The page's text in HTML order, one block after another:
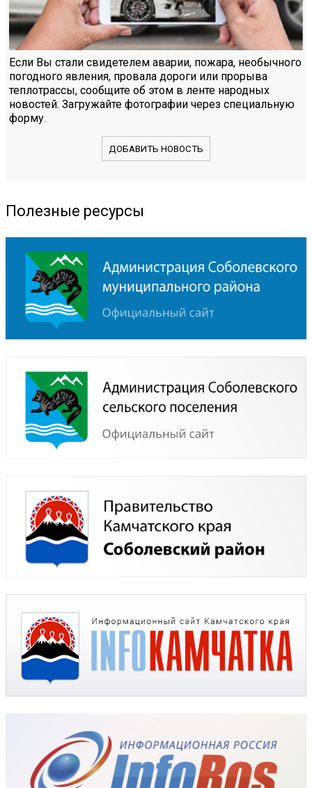
Если Вы стали свидетелем аварии, пожара, необычного
погодного явления, провала дороги или прорыва
теплотрассы, сообщите об этом в ленте народных
новостей. Загружайте фотографии через специальную
форму.
ДОБАВИТЬ НОВОСТЬ
Полезные ресурсы